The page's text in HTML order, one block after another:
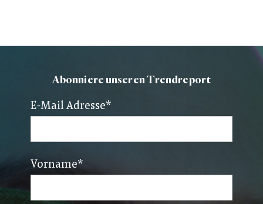
Abonniere unseren Trendreport
E-Mail Adresse*
Vorname*